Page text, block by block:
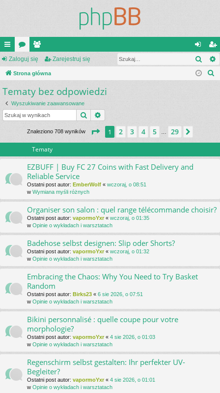
ię
ce
j
…
or
a
ży
tk
o
w
ni
cy
al
og
ar
ej
Zaloguj się Zarejestruj się
Strona główna
Tematy bez odpowiedzi
Wyszukiwanie zaawansowane
Szukaj
Znaleziono 708 wyników Strona z 29
1 2 3 4 5 29
Tematy
EZBUFF | Buy FC 27 Coins with Fast Delivery and
Reliable Service
Ostatni post autor: EmberWolf « wczoraj, o 08:51
w Wymiana myśli różnych
Organiser son salon : quel range télécommande choisir?
Ostatni post autor: vapormoYxr « wczoraj, o 01:35
w Opinie o wykładach i warsztatach
Badehose selbst designen: Slip oder Shorts?
Ostatni post autor: vapormoYxr « wczoraj, o 01:32
w Opinie o wykładach i warsztatach
Embracing the Chaos: Why You Need to Try Basket
Random
Ostatni post autor: Birks23 « 6 sie 2026, o 07:51
w Opinie o wykładach i warsztatach
Bikini personnalisé : quelle coupe pour votre
morphologie?
Ostatni post autor: vapormoYxr « 4 sie 2026, o 01:03
w Opinie o wykładach i warsztatach
Regenschirm selbst gestalten: Ihr perfekter UV-
Begleiter?
Ostatni post autor: vapormoYxr « 4 sie 2026, o 01:01
w Opinie o wykładach i warsztatach